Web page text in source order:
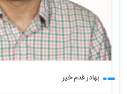
بهادر قدم خیر